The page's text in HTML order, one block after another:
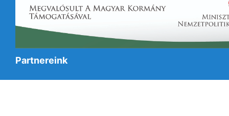
Partnereink